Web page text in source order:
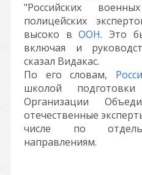
"Российских
полицейских
высоко вООН. Это
включая и
сказал Видакас.
По его словам,
школой
Организации
отечественные
числе по
направлениям.